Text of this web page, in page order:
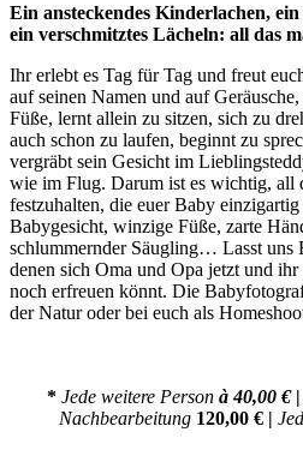
Ein ansteckendes Kinderlachen,
ein verschmitztes Lächeln: all das
Ihr erlebt es Tag für Tag und freut
auf seinen Namen und auf
Füße, lernt allein zu sitzen, sich zu
auch schon zu laufen, beginnt zu
vergräbt sein Gesicht im
wie im Flug. Darum ist es wichtig, all
festzuhalten, die euer Baby
Babygesicht, winzige Füße, zarte
schlummernder Säugling… Lasst uns
denen sich Oma und Opa jetzt und ihr
noch erfreuen könnt. Die
der Natur oder bei euch als
* Jede weitere Person à 40,00 €|
Nachbearbeitung 120,00 € |